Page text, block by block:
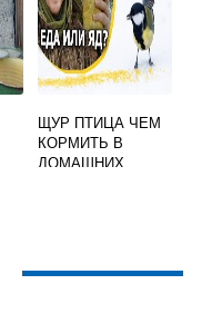
ЩУР ПТИЦА ЧЕМ
КОРМИТЬ В
ДОМАШНИХ